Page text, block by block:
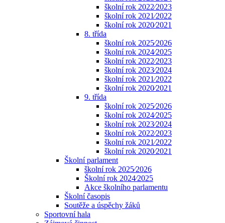
školní rok 2022⁄2023
školní rok 2021⁄2022
školní rok 2020⁄2021
8. třída
školní rok 2025⁄2026
školní rok 2024⁄2025
školní rok 2022⁄2023
školní rok 2023⁄2024
školní rok 2021⁄2022
školní rok 2020⁄2021
9. třída
školní rok 2025⁄2026
školní rok 2024⁄2025
školní rok 2023⁄2024
školní rok 2022⁄2023
školní rok 2021⁄2022
školní rok 2020⁄2021
Školní parlament
školní rok 2025⁄2026
Školní rok 2024⁄2025
Akce školního parlamentu
Školní časopis
Soutěže a úspěchy žáků
Sportovní hala